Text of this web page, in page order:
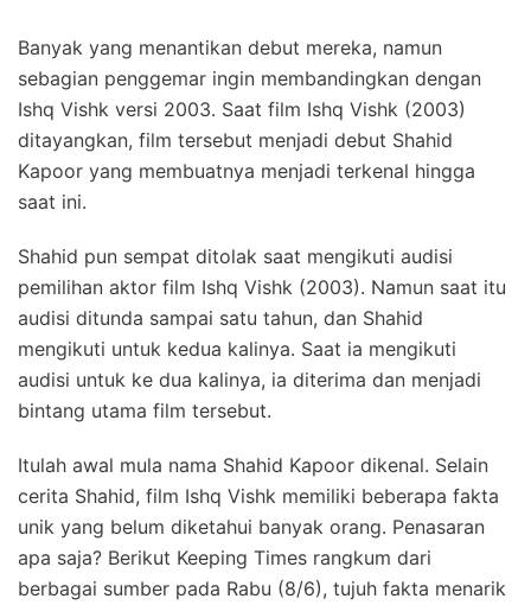
Banyak yang menantikan debut mereka, namun
sebagian penggemar ingin membandingkan dengan
Ishq Vishk versi 2003. Saat film Ishq Vishk (2003)
ditayangkan, film tersebut menjadi debut Shahid
Kapoor yang membuatnya menjadi terkenal hingga
saat ini.
Shahid pun sempat ditolak saat mengikuti audisi
pemilihan aktor film Ishq Vishk (2003). Namun saat itu
audisi ditunda sampai satu tahun, dan Shahid
mengikuti untuk kedua kalinya. Saat ia mengikuti
audisi untuk ke dua kalinya, ia diterima dan menjadi
bintang utama film tersebut.
Itulah awal mula nama Shahid Kapoor dikenal. Selain
cerita Shahid, film Ishq Vishk memiliki beberapa fakta
unik yang belum diketahui banyak orang. Penasaran
apa saja? Berikut Keeping Times rangkum dari
berbagai sumber pada Rabu (8/6), tujuh fakta menarik